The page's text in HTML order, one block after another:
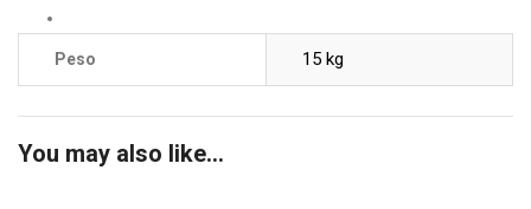
Peso 15 kg
You may also like…